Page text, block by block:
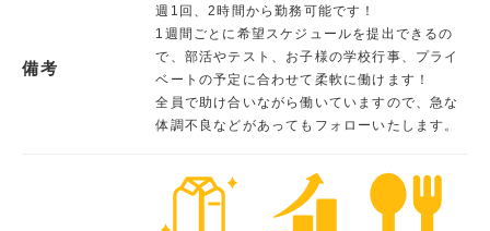
備考
週1回、2時間から勤務可能です！
1週間ごとに希望スケジュールを提出できるの
で、部活やテスト、お子様の学校行事、プライ
ベートの予定に合わせて柔軟に働けます！
全員で助け合いながら働いていますので、急な
体調不良などがあってもフォローいたします。